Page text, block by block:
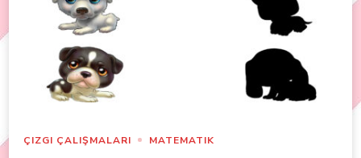
ÇIZGI ÇALIŞMALARI MATEMATIK